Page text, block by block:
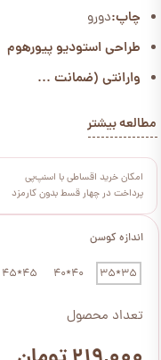
اندازه کوسن
35*35
40*40
45*45
تعداد محصول
چاپ:دورو
طراحی استودیو پیورهوم
وارانتی (ضمانت ...
مطالعه بیشتر
امکان خرید اقساطی با اسنپ‌پی
پرداخت در چهار قسط بدون کارمزد